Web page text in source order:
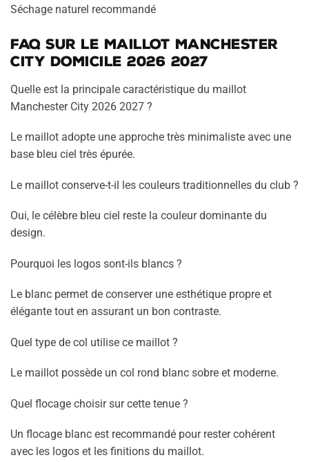
Séchage naturel recommandé
FAQ sur le maillot Manchester
City domicile 2026 2027
Quelle est la principale caractéristique du maillot
Manchester City 2026 2027 ?
Le maillot adopte une approche très minimaliste avec une
base bleu ciel très épurée.
Le maillot conserve-t-il les couleurs traditionnelles du club ?
Oui, le célèbre bleu ciel reste la couleur dominante du
design.
Pourquoi les logos sont-ils blancs ?
Le blanc permet de conserver une esthétique propre et
élégante tout en assurant un bon contraste.
Quel type de col utilise ce maillot ?
Le maillot possède un col rond blanc sobre et moderne.
Quel flocage choisir sur cette tenue ?
Un flocage blanc est recommandé pour rester cohérent
avec les logos et les finitions du maillot.